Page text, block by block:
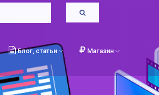
Блог, статьи Магазин